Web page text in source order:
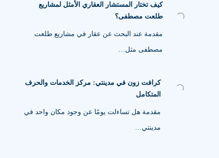
كيف تختار المستشار العقاري الأمثل لمشاريع
طلعت مصطفى؟
مقدمة عند البحث عن عقار في مشاريع طلعت
مصطفى مثل…
كرافت زون في مدينتي: مركز الخدمات والحرف
المتكامل
مقدمة هل تساءلت يومًا عن وجود مكان واحد في
مدينتي…